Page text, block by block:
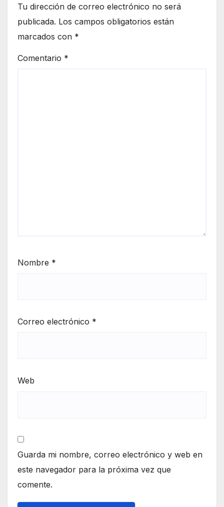
Tu dirección de correo electrónico no será
publicada. Los campos obligatorios están
marcados con *
Comentario *
Nombre *
Correo electrónico *
Web
Guarda mi nombre, correo electrónico y web en
este navegador para la próxima vez que
comente.